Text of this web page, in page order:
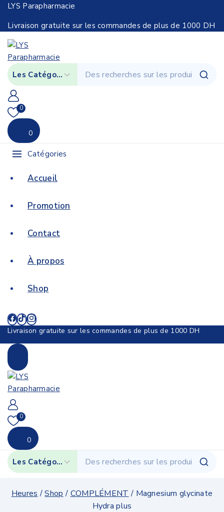
LYS Parapharmacie
Livraison gratuite sur les commandes de plus de 1000 DH
0
0
Catégories
Accueil
Promotion
Contact
À propos
Shop
Livraison gratuite sur les commandes de plus de 1000 DH
0
0
Heures / Shop / COMPLÉMENT / Magnesium glycinate
Hydra plus